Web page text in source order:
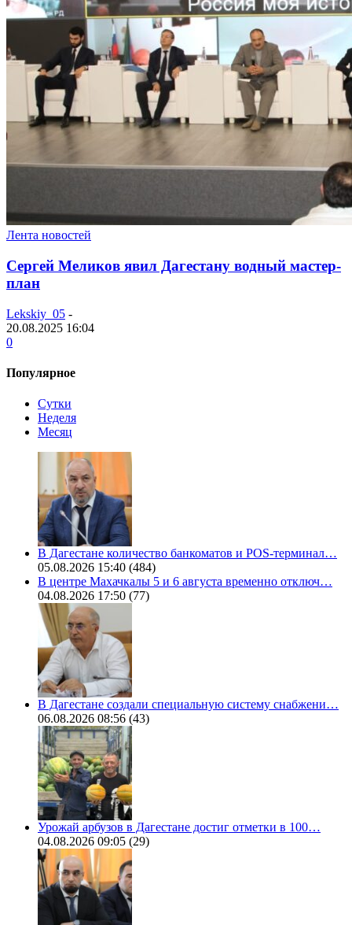
Лента новостей
Сергей Меликов явил Дагестану водный мастер-
план
Lekskiy_05 -
20.08.2025 16:04
0
Популярное
Сутки
Неделя
Месяц
В Дагестане количество банкоматов и POS-терминал…
05.08.2026 15:40 (484)
В центре Махачкалы 5 и 6 августа временно отключ…
04.08.2026 17:50 (77)
В Дагестане создали специальную систему снабжени…
06.08.2026 08:56 (43)
Урожай арбузов в Дагестане достиг отметки в 100…
04.08.2026 09:05 (29)